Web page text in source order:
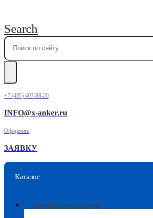
Search
+7 (495) 407-88-20
INFO@x-anker.ru
Оформить
ЗАЯВКУ
Каталог
Механические анкера